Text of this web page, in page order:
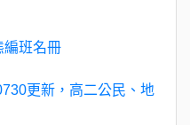
編班名冊
更新，高二公民、地